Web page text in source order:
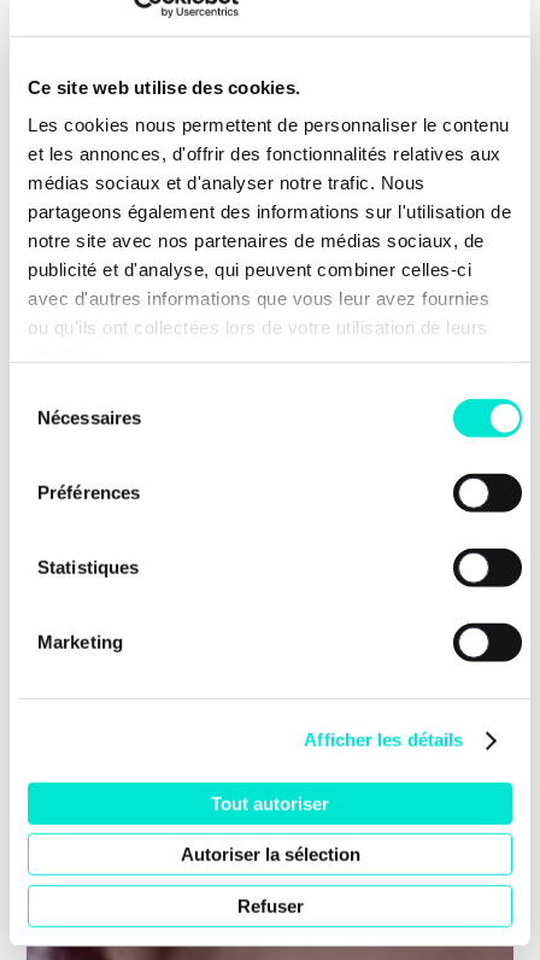
Ce site web utilise des cookies.
Les cookies nous permettent de personnaliser le contenu
et les annonces, d'offrir des fonctionnalités relatives aux
médias sociaux et d'analyser notre trafic. Nous
partageons également des informations sur l'utilisation de
notre site avec nos partenaires de médias sociaux, de
publicité et d'analyse, qui peuvent combiner celles-ci
avec d'autres informations que vous leur avez fournies
ou qu'ils ont collectées lors de votre utilisation de leurs
Nécessaires
Préférences
Statistiques
Marketing
Afficher les détails
Tout autoriser
Autoriser la sélection
Refuser